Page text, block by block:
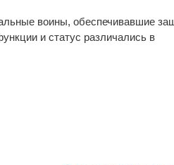
воины, обеспечивавшие
и статус различались в